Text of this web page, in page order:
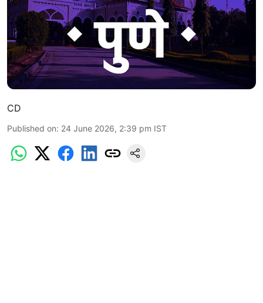
CD
Published on: 24 June 2026, 2:39 pm IST